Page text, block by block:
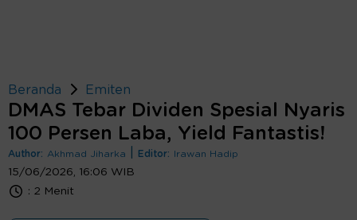
Beranda Emiten
DMAS Tebar Dividen Spesial Nyaris
100 Persen Laba, Yield Fantastis!
Author: Akhmad Jiharka Editor: Irawan Hadip
15/06/2026, 16:06 WIB
: 2 Menit